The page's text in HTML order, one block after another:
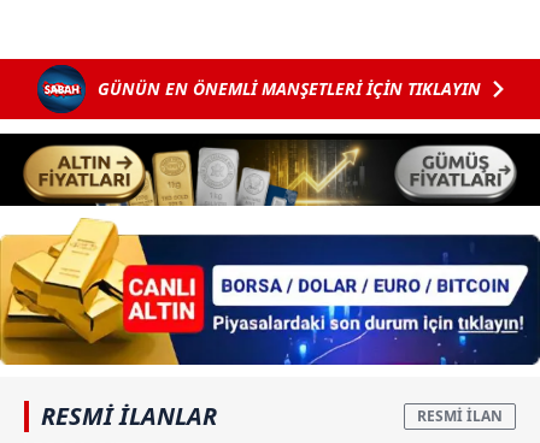
Metnimiziziyaret edebilirsiniz.
6698 sayılı Kişisel Verilerin Korunması Kanunu uyarınca
hazırlanmış Aydınlatma Metnimizi okumak ve sitemizde
ilgili mevzuata uygun olarak kullanılan çerezlerle ilgili bilgi
almak için lütfentıklayınız.
GÜNÜN EN ÖNEMLİ MANŞETLERİ İÇİN TIKLAYIN
RESMİ İLANLAR